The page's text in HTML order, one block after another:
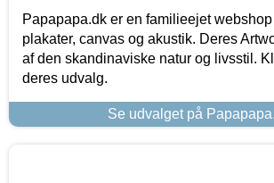
Papapapa.dk er en familieejet
plakater, canvas og akustik. Deres
af den skandinaviske natur og livsstil.
deres udvalg.
Se udvalget på